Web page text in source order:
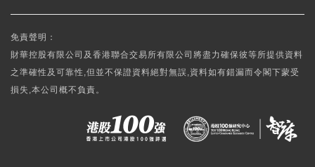
免責聲明：
財華控股有限公司及香港聯合交易所有限公司將盡力確保彼等所提供資料
之準確性及可靠性,但並不保證資料絕對無誤,資料如有錯漏而令閣下蒙受
損失,本公司概不負責。